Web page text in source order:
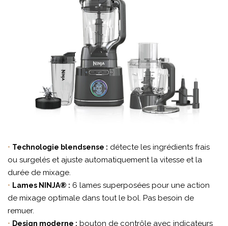
• Technologie blendsense : détecte les ingrédients frais
ou surgelés et ajuste automatiquement la vitesse et la
durée de mixage.
• Lames NINJA® : 6 lames superposées pour une action
de mixage optimale dans tout le bol. Pas besoin de
remuer.
• Design moderne : bouton de contrôle avec indicateurs